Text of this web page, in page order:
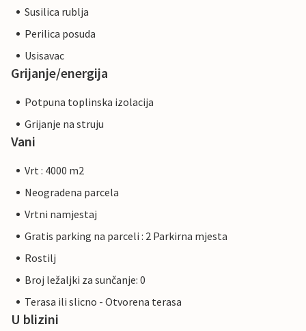
Susilica rublja
Perilica posuda
Usisavac
Grijanje/energija
Potpuna toplinska izolacija
Grijanje na struju
Vani
Vrt : 4000 m2
Neogradena parcela
Vrtni namjestaj
Gratis parking na parceli : 2 Parkirna mjesta
Rostilj
Broj ležaljki za sunčanje: 0
Terasa ili slicno - Otvorena terasa
U blizini